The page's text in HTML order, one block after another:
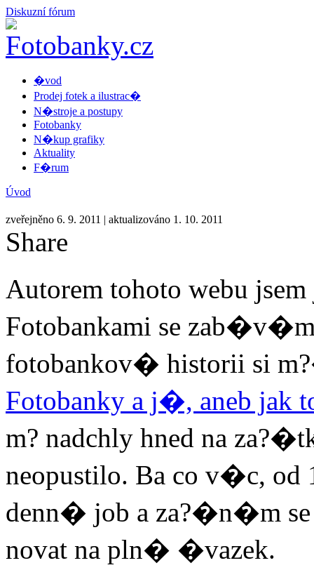
Diskuzní fórum
�vod
Prodej fotek a ilustrac�
N�stroje a postupy
Fotobanky
N�kup grafiky
Aktuality
F�rum
Úvod
zveřejněno 6. 9. 2011 | aktualizováno 1. 10. 2011
Share
Autorem tohoto webu
Fotobankami se
fotobankov� historii si
Fotobanky a j�, aneb jak
m? nadchly hned na
neopustilo. Ba co v�c,
denn� job a za?�n�m
novat na pln� �vazek.